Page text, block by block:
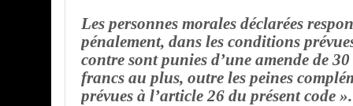
Les personnes morales déclarées
pénalement, dans les conditions
contre sont punies d’une amende de
francs au plus, outre les peines
prévues à l’article 26 du présent code ».